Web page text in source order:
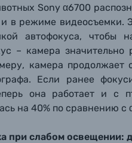
Sony α6700
в режиме видеосъемки.
автофокуса, чтобы
– камера
камера
Если ранее
она работает и с
на 40% по сравнению с
при слабом освещении: